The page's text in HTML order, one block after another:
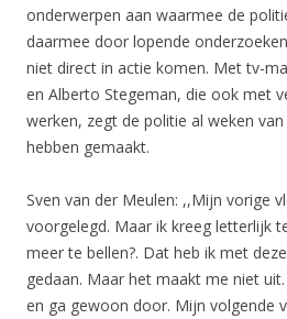
onderwerpen aan waarmee de
daarmee door lopende
niet direct in actie komen. Met tv-
en Alberto Stegeman, die ook met
werken, zegt de politie al weken
hebben gemaakt.
Sven van der Meulen: ,,Mijn vorige
voorgelegd. Maar ik kreeg letterlijk
meer te bellen?. Dat heb ik met
gedaan. Maar het maakt me niet
en ga gewoon door. Mijn volgende